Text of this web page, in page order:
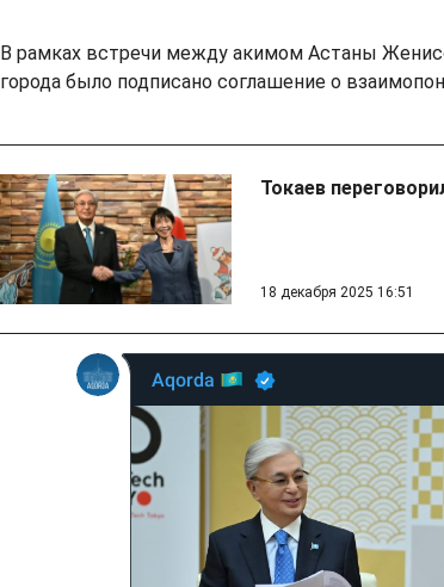
В рамках встречи между акимом Астаны
города было подписано соглашение о
Токаев
18 декабря 2025 16:51